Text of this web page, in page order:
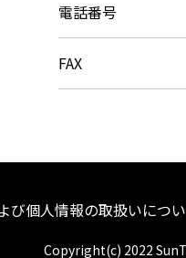
電話番号
FAX
び個人情報の取扱いにつ
Copyright(c) 2022